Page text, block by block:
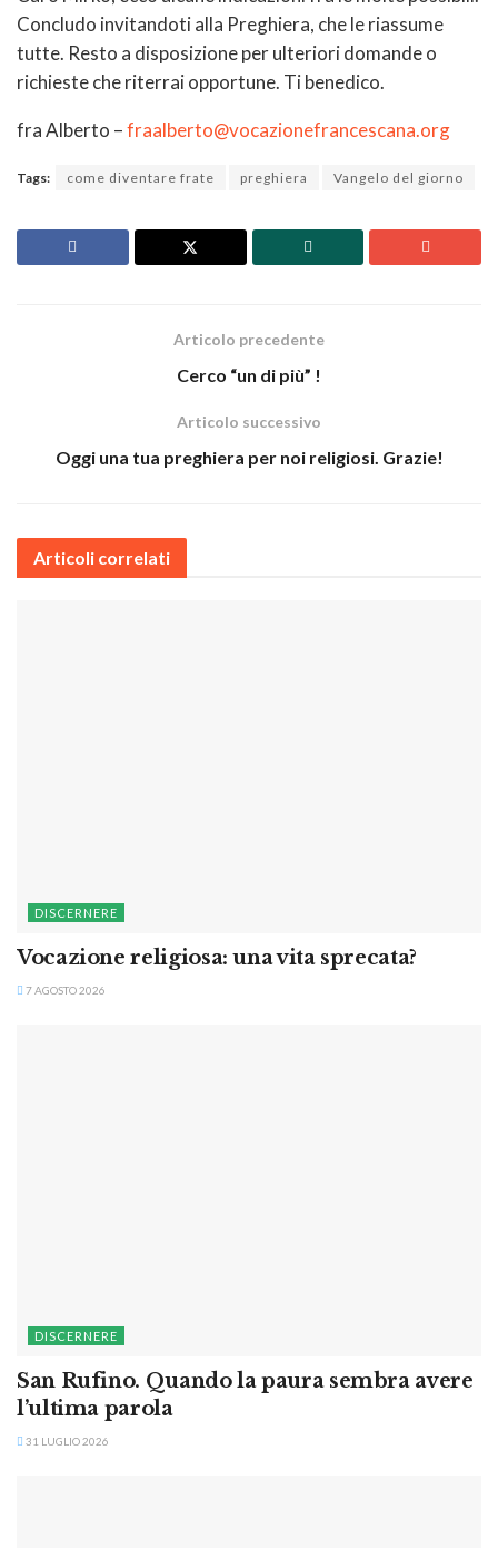
Concludo invitandoti alla Preghiera, che le riassume
tutte. Resto a disposizione per ulteriori domande o
richieste che riterrai opportune. Ti benedico.
fra Alberto –fraalberto@vocazionefrancescana.org
Tags: come diventare frate preghiera Vangelo del giorno
Articolo precedente
Cerco “un di più” !
Articolo successivo
Oggi una tua preghiera per noi religiosi. Grazie!
Articoli correlati
DISCERNERE
Vocazione religiosa: una vita sprecata?
7 AGOSTO 2026
DISCERNERE
San Rufino. Quando la paura sembra avere
l’ultima parola
31 LUGLIO 2026